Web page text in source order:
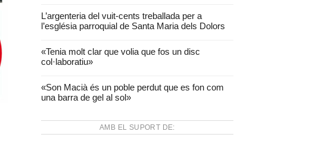
L’argenteria del vuit-cents treballada per a
l’església parroquial de Santa Maria dels Dolors
«Tenia molt clar que volia que fos un disc
col·laboratiu»
«Son Macià és un poble perdut que es fon com
una barra de gel al sol»
AMB EL SUPORT DE: